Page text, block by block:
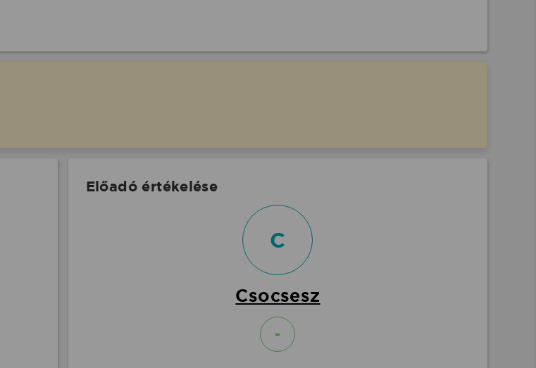
Előadó értékelése
C
Csocsesz
-